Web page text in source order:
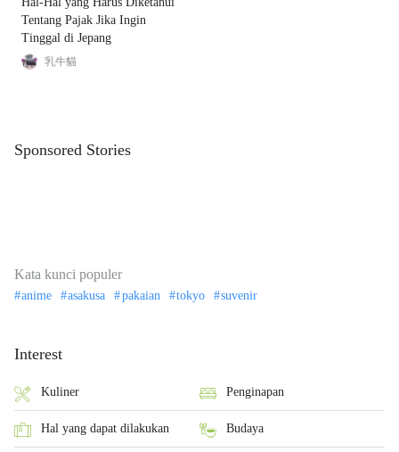
Tentang Pajak Jika Ingin
Tinggal di Jepang
乳牛貓
Sponsored Stories
Kata kunci populer
anime asakusa pakaian tokyo suvenir
Interest
Kuliner Penginapan
Hal yang dapat dilakukan Budaya